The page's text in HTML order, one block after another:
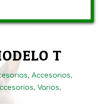
T
, Accesorios,
, Varios,